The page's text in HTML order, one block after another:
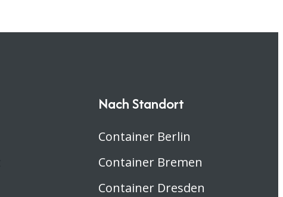
Nach Standort
Container Berlin
Container Bremen
Container Dresden